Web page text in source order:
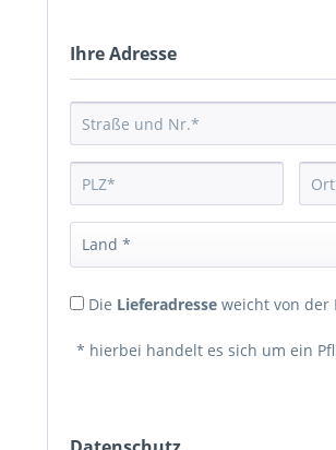
Ihre Adresse
Die Lieferadresseweicht von der
* hierbei handelt es sich um ein